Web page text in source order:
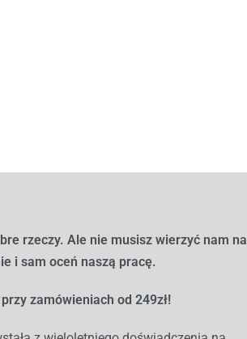
rzeczy. Ale nie musisz wierzyć nam na
i sam oceń naszą pracę.
zamówieniach od 249zł!